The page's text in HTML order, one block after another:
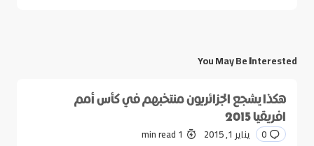
You May Be Interested
هكذا يشجع الجزائريون منتخبهم في كأس أمم
افريقيا 2015
0 يناير 1, 2015 1 min read